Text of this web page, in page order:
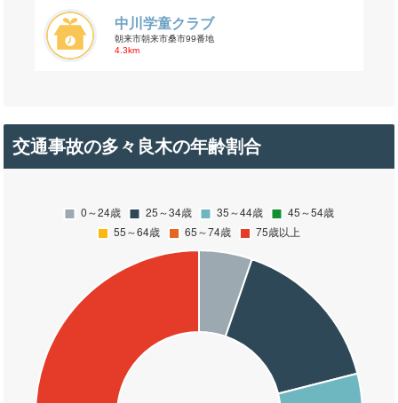
中川学童クラブ
朝来市朝来市桑市99番地
4.3km
交通事故の多々良木の年齢割合